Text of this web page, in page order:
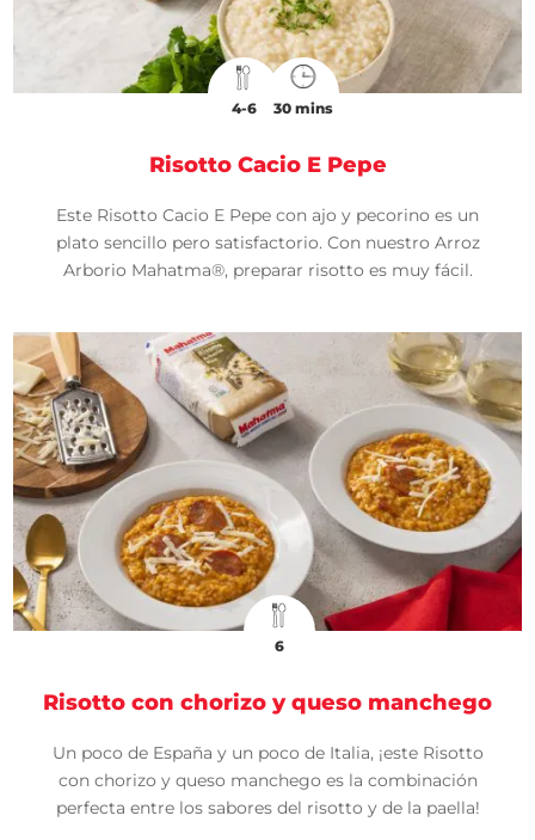
4-6 30 mins
Risotto Cacio E Pepe
Este Risotto Cacio E Pepe con ajo y pecorino es un
plato sencillo pero satisfactorio. Con nuestro Arroz
Arborio Mahatma®, preparar risotto es muy fácil.
6
Risotto con chorizo y queso manchego
Un poco de España y un poco de Italia, ¡este Risotto
con chorizo y queso manchego es la combinación
perfecta entre los sabores del risotto y de la paella!